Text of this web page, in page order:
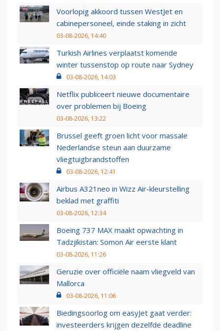
Voorlopig akkoord tussen WestJet en
cabinepersoneel, einde staking in zicht
03-08-2026, 14:40
Turkish Airlines verplaatst komende
winter tussenstop op route naar Sydney
03-08-2026, 14:03
Netflix publiceert nieuwe documentaire
over problemen bij Boeing
03-08-2026, 13:22
Brussel geeft groen licht voor massale
Nederlandse steun aan duurzame
vliegtuigbrandstoffen
03-08-2026, 12:41
Airbus A321neo in Wizz Air-kleurstelling
beklad met graffiti
03-08-2026, 12:34
Boeing 737 MAX maakt opwachting in
Tadzjikistan: Somon Air eerste klant
03-08-2026, 11:26
Geruzie over officiële naam vliegveld van
Mallorca
03-08-2026, 11:06
Biedingsoorlog om easyJet gaat verder:
investeerders krijgen dezelfde deadline